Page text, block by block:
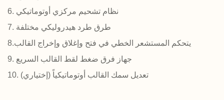
6. نظام تشحيم مركزي أوتوماتيكي
7. طرق طرد هيدروليكي مختلفة
8.يتحكم المستشعر الخطي في فتح وإغلاق وإخراج القالب
9. جهاز فرق ضغط لقط القالب السريع
10. تعديل سمك القالب أوتوماتيكياً (إختياري)